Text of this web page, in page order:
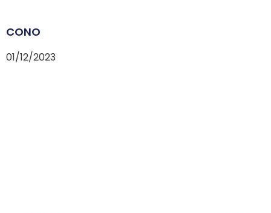
CONO
01/12/2023